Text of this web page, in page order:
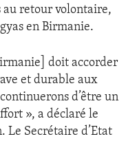
au retour volontaire,
en Birmanie.
doit accorder
et durable aux
d’être un
», a déclaré le
Le Secrétaire d’Etat